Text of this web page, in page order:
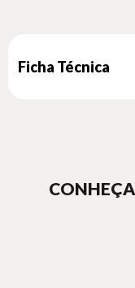
Ficha Técnica